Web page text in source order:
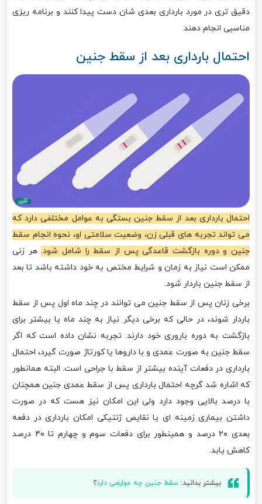
دقیق تری در مورد بارداری بعدی شان دست پیدا کنند و برنامه ریزی
مناسبی انجام دهند.
احتمال بارداری بعد از سقط جنین
احتمال بارداری بعد از سقط جنین بستگی به عوامل مختلفی دارد که
می تواند تجربه های قبلی زن، وضعیت سلامتی او، نحوه انجام سقط
جنین و دوره بازگشت قاعدگی پس از سقط را شامل شود. هر زنی
ممکن است نیاز به زمان و شرایط مختص به خود داشته باشد تا بعد
از سقط جنین باردار شود.
برخی زنان پس از سقط جنین می توانند در چند ماه اول پس از سقط
باردار شوند، در حالی که برخی دیگر نیاز به چند ماه یا بیشتر برای
بازگشت به دوره باروری خود دارند. تجربه نشان داده است که اگر
سقط جنین به صورت عمدی و با داروها یا کورتاژ صورت گیرد، احتمال
بارداری در دفعات آینده بیشتر از سقط با جراحی است. البته همانطور
که اشاره شد گرچه احتمال بارداری پس از سقط عمدی جنین همچنان
با درصد بالایی وجود دارد ولی این امکان نیز هست که در صورت
داشتن بیماری زمینه ای یا نقایص ژنتیکی امکان بارداری در دفعه
بعدی ۲۰ درصد و همینطور برای دفعات سوم و چهارم تا ۴۰ درصد
کاهش یابد.
بیشتر بدانید: سقط جنین چه عوارضی دارد؟